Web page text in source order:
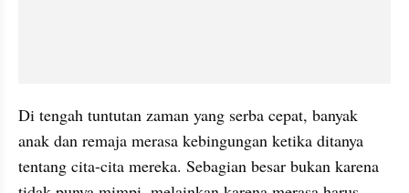
Di tengah tuntutan zaman yang serba cepat, banyak
anak dan remaja merasa kebingungan ketika ditanya
tentang cita-cita mereka. Sebagian besar bukan karena